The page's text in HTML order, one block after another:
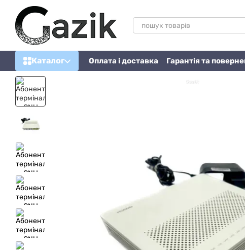
Перейти до основного контенту
Каталог Оплата і доставка Гарантія та